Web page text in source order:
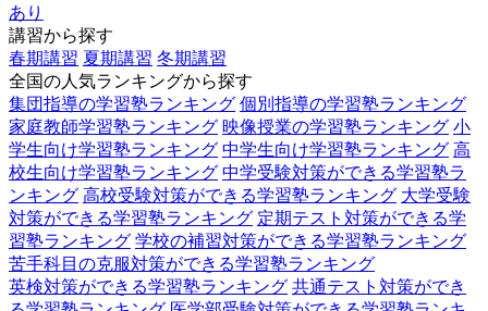
あり
講習から探す
春期講習 夏期講習 冬期講習
全国の人気ランキングから探す
集団指導の学習塾ランキング 個別指導の学習塾ランキング
家庭教師学習塾ランキング 映像授業の学習塾ランキング 小
学生向け学習塾ランキング 中学生向け学習塾ランキング 高
校生向け学習塾ランキング 中学受験対策ができる学習塾ラ
ンキング 高校受験対策ができる学習塾ランキング 大学受験
対策ができる学習塾ランキング 定期テスト対策ができる学
習塾ランキング 学校の補習対策ができる学習塾ランキング
苦手科目の克服対策ができる学習塾ランキング
英検対策ができる学習塾ランキング 共通テスト対策ができ